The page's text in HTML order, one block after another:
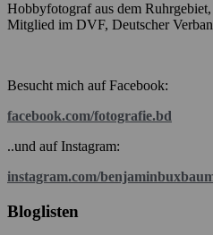
Hobbyfotograf aus dem
Mitglied im DVF, Deutscher
Besucht mich auf Facebook:
facebook.com/fotografie.bd
..und auf Instagram:
instagram.com/
Bloglisten